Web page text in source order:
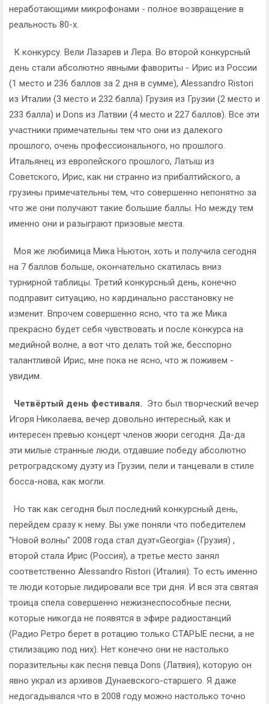
неработающими микрофонами - полное возвращение в
реальность 80-х.
К конкурсу. Вели Лазарев и Лера. Во второй конкурсный
день стали абсолютно явными фавориты - Ирис из России
(1 место и 236 баллов за 2 дня в сумме), Alessandro Ristori
из Италии (3 место и 232 балла) Грузия из Грузии (2 место и
233 балла) и Dons из Латвии (4 место и 227 баллов). Все эти
участники примечательны тем что они из далекого
прошлого, очень профессионального, но прошлого.
Итальянец из европейского прошлого, Латыш из
Советского, Ирис, как ни странно из прибалтийского, а
грузины примечательны тем, что совершенно непонятно за
что же они получают такие большие баллы. Но между тем
именно они и разыграют призовые места.
Моя же любимица Мика Ньютон, хоть и получила сегодня
на 7 баллов больше, окончательно скатилась вниз
турнирной таблицы. Третий конкурсный день, конечно
подправит ситуацию, но кардинально расстановку не
изменит. Впрочем совершенно ясно, что та же Мика
прекрасно будет себя чувствовать и после конкурса на
медийной волне, а вот что делать той же, бесспорно
талантливой Ирис, мне пока не ясно, что ж поживем -
увидим.
Четвёртый день фестиваля. Это был творческий вечер
Игоря Николаева, вечер довольно интересный, как и
интересен превью концерт членов жюри сегодня. Да-да
эти милые странные люди, отдавшие победу абсолютно
ретроградскому дуэту из Грузии, пели и танцевали в стиле
босса-нова, как могли.
Но так как сегодня был последний конкурсный день,
перейдем сразу к нему. Вы уже поняли что победителем
"Новой волны" 2008 года стал дуэт«Georgia» (Грузия) ,
второй стала Ирис (Россия), а третье место занял
соответственно Alessandro Ristori (Италия). То есть именно
те люди которые лидировали все три дня. И вся эта святая
троица спела совершенно нежизнеспособные песни,
которые никогда не появятся в эфире радиостанций
(Радио Ретро берет в ротацию только СТАРЫЕ песни, а не
стилизацию под них). Нет конечно они не настолько
поразительны как песня певца Dons (Латвия), которую он
явно украл из архивов Дунаевского-старшего. Я даже
недогадывался что в 2008 году можно настолько точно